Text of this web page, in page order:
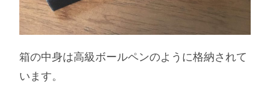
箱の中身は高級ボールペンのように格納されて
います。